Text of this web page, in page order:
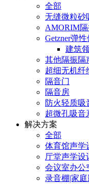
全部
无缝微粒砂
AMORIM
Getzner弹性
建筑
其他隔振隔
超细无机纤
隔音门
隔音房
防火轻质吸
超微孔吸音
解决方案
全部
体育馆声学
厅堂声学设
会议室办公
录音棚|家庭